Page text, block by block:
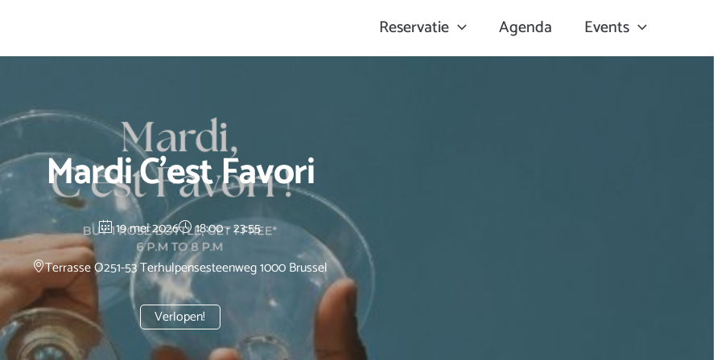
Reservatie Agenda Events
Mardi C’est Favori
19 mei 2026
Verlopen!
18:00 - 23:55
Terrasse O251-53 Terhulpensesteenweg 1000 Brussel